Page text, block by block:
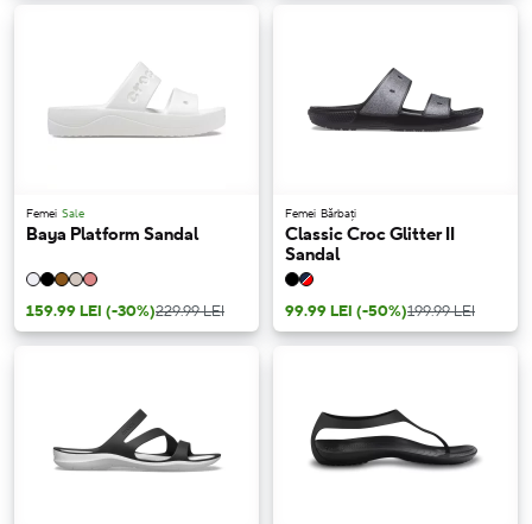
Femei Sale
Baya Platform Sandal
159.99 LEI (-30%)229.99 LEI
Femei Bărbați
Classic Croc Glitter II
Sandal
99.99 LEI (-50%)199.99 LEI